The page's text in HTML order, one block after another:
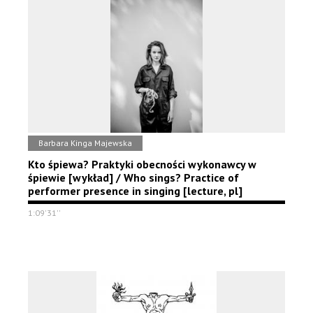
Barbara Kinga Majewska
Kto śpiewa? Praktyki obecności wykonawcy w
śpiewie [wykład] / Who sings? Practice of
performer presence in singing [lecture, pl]
1:09'31''